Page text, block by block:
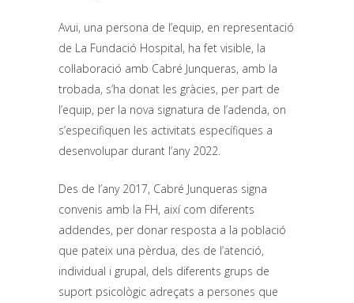
Avui, una persona de l’equip, en representació
de La Fundació Hospital, ha fet visible, la
col·laboració amb Cabré Junqueras, amb la
trobada, s’ha donat les gràcies, per part de
l’equip, per la nova signatura de l’adenda, on
s’especifiquen les activitats específiques a
desenvolupar durant l’any 2022.
Des de l’any 2017, Cabré Junqueras signa
convenis amb la FH, així com diferents
addendes, per donar resposta a la població
que pateix una pèrdua, des de l’atenció,
individual i grupal, dels diferents grups de
suport psicològic adreçats a persones que